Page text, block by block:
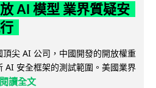
AI 模型 業界質疑安
尖 AI 公司，中國開發的開放權重
AI 安全框架的測試範圍。美國業界
閱讀全文